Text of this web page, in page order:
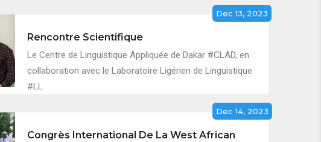
Dec 13, 2023
Rencontre Scientifique
Le Centre de Linguistique Appliquée de Dakar #CLAD, en
collaboration avec le Laboratoire Ligérien de Linguistique
#LL
Dec 14, 2023
Congrès International De La West African